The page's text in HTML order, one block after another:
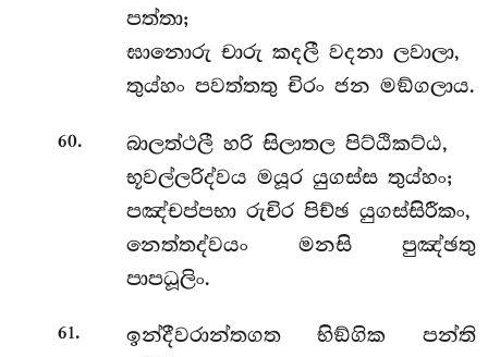
පත්තා;
ඝානොරු චාරු කදලී වදනා ලවාලා,
තුය්හං පවත්තතු චිරං ජන මඞ්ගලාය.
60.
බාලත්ථලී හරි සිලාතල පිට්ඨිකට්ඨ,
භූවල්ලරිද්වය මයූර යුගස්ස තුය්හං;
පඤ්චප්පභා රුචිර පිච්ඡ යුගස්සිරීකං,
නෙත්තද්වයං මනසි පුඤ්ඡතු
පාපධූලිං.
61.
ඉන්දීවරාන්තගත භිඞ්ගික පන්ති